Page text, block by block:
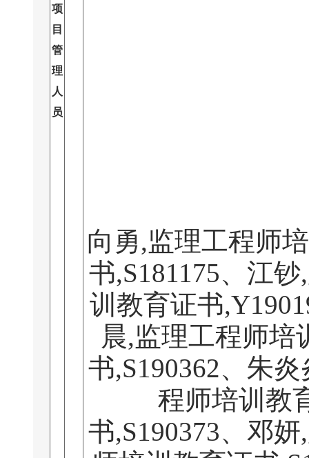
项
目
管
理
人
员
向勇,监理工程师
书,S181175、江
训教育证书
晨,监理工程师培
书,S190362、朱
程师培训教
书,S190373、邓